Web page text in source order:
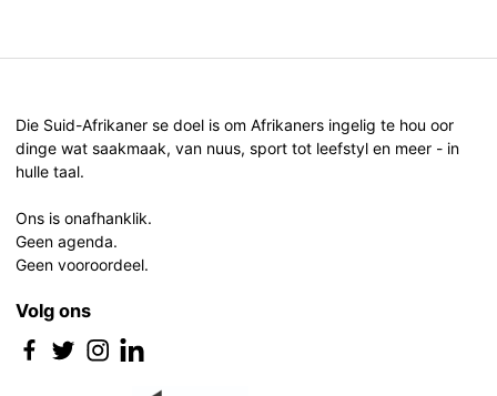
Die Suid-Afrikaner se doel is om Afrikaners ingelig te hou oor
dinge wat saakmaak, van nuus, sport tot leefstyl en meer - in
hulle taal.
Ons is onafhanklik.
Geen agenda.
Geen vooroordeel.
Volg ons